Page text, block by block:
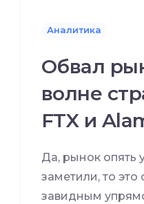
Аналитика
Обвал
волне
FTX и
Да, рынок опять
заметили, то это
завидным